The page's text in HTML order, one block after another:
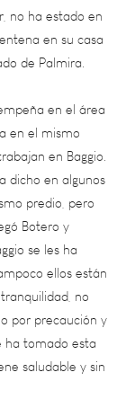
de Palmira.
en el área
el mismo
en Baggio.
en algunos
predio, pero
Botero y
se les ha
ellos estánno
precaución y
tomado esta
saludable y sin